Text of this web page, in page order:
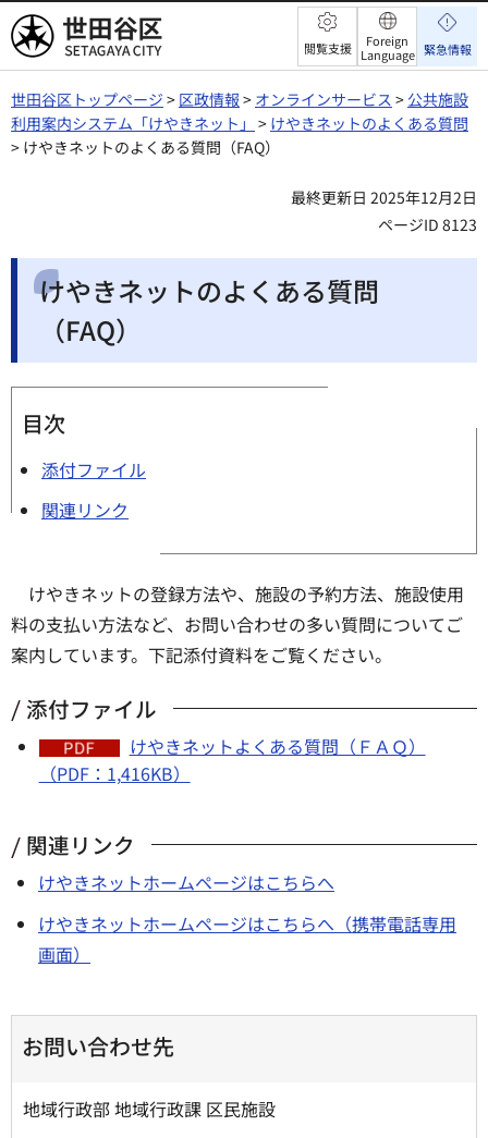
世田谷区 閲覧支援
Foreign
Language 緊急情報
世田谷区トップページ > 区政情報 > オンラインサービス > 公共施設
利用案内システム「けやきネット」 > けやきネットのよくある質問
> けやきネットのよくある質問（FAQ）
最終更新日 2025年12月2日
ページID 8123
けやきネットのよくある質問
（FAQ）
目次
添付ファイル
関連リンク
けやきネットの登録方法や、施設の予約方法、施設使用
料の支払い方法など、お問い合わせの多い質問についてご
案内しています。下記添付資料をご覧ください。
添付ファイル
けやきネットよくある質問（ＦＡＱ）
（PDF：1,416KB）
関連リンク
けやきネットホームページはこちらへ
けやきネットホームページはこちらへ（携帯電話専用
画面）
お問い合わせ先
地域行政部 地域行政課 区民施設